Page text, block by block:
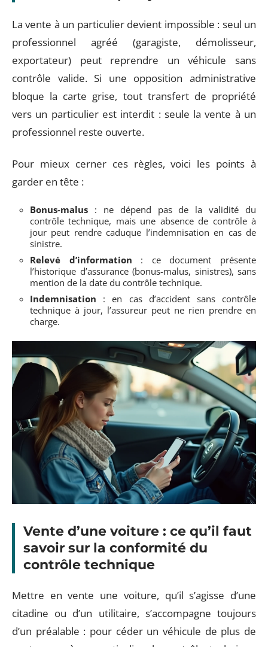
La vente à un particulier devient impossible : seul un
professionnel agréé (garagiste, démolisseur,
exportateur) peut reprendre un véhicule sans
contrôle valide. Si une opposition administrative
bloque la carte grise, tout transfert de propriété
vers un particulier est interdit : seule la vente à un
professionnel reste ouverte.
Pour mieux cerner ces règles, voici les points à
garder en tête :
Bonus-malus : ne dépend pas de la validité du
contrôle technique, mais une absence de contrôle à
jour peut rendre caduque l’indemnisation en cas de
sinistre.
Relevé d’information : ce document présente
l’historique d’assurance (bonus-malus, sinistres), sans
mention de la date du contrôle technique.
Indemnisation : en cas d’accident sans contrôle
technique à jour, l’assureur peut ne rien prendre en
charge.
Vente d’une voiture : ce qu’il faut
savoir sur la conformité du
contrôle technique
Mettre en vente une voiture, qu’il s’agisse d’une
citadine ou d’un utilitaire, s’accompagne toujours
d’un préalable : pour céder un véhicule de plus de